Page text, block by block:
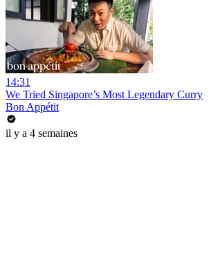
14:31
We Tried Singapore’s Most Legendary Curry
Bon Appétit
il y a 4 semaines